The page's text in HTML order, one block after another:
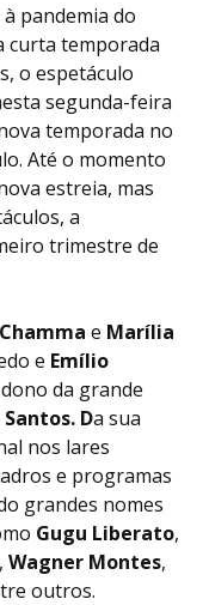
pandemia do
curta temporada
o espetáculo
segunda-feira
temporada no
Até o momento
estreia, mas
a
trimestre de
e Marília
e Emílio
da grande
Da sua
nos lares
e programas
grandes nomes
Gugu Liberato,
, Wagner Montes,
outros.